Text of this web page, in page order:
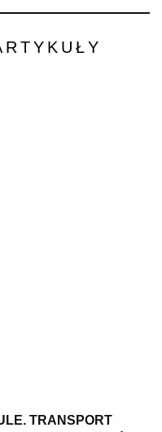
TRANSPORT